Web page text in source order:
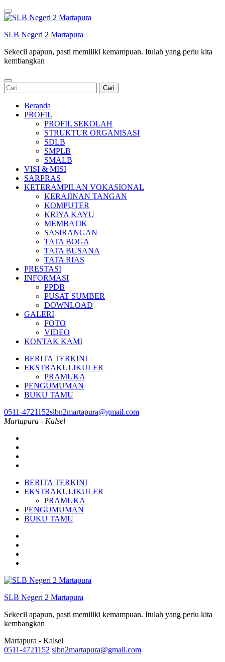
Lompat
ke
(Tekan
SLB Negeri 2 Martapura
Sekecil apapun, pasti memiliki kemampuan. Itulah yang perlu kita
kembangkan
Cari
untuk:
Beranda
PROFIL
PROFIL SEKOLAH
STRUKTUR ORGANISASI
SDLB
SMPLB
SMALB
VISI & MISI
SARPRAS
KETERAMPILAN VOKASIONAL
KERAJINAN TANGAN
KOMPUTER
KRIYA KAYU
MEMBATIK
SASIRANGAN
TATA BOGA
TATA BUSANA
TATA RIAS
PRESTASI
INFORMASI
PPDB
PUSAT SUMBER
DOWNLOAD
GALERI
FOTO
VIDEO
KONTAK KAMI
BERITA TERKINI
EKSTRAKULIKULER
PRAMUKA
PENGUMUMAN
BUKU TAMU
0511-4721152slbn2martapura@gmail.com
Martapura - Kalsel
BERITA TERKINI
EKSTRAKULIKULER
PRAMUKA
PENGUMUMAN
BUKU TAMU
SLB Negeri 2 Martapura
Sekecil apapun, pasti memiliki kemampuan. Itulah yang perlu kita
kembangkan
Martapura - Kalsel
0511-4721152 slbn2martapura@gmail.com